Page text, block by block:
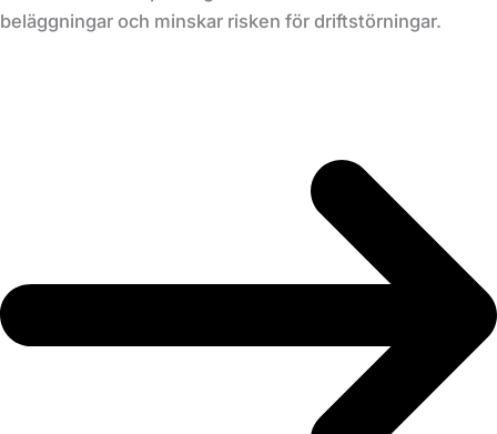
beläggningar och minskar risken för driftstörningar.